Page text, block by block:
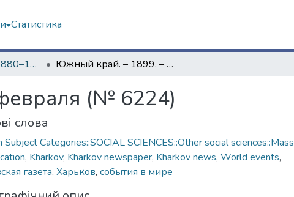
Статистика
"Южный край" (1880–1919 гг.) Южный край. – 1899. – 15 февраля (№ 6224)
(№ 6224)
слова
Subject Categories::SOCIAL SCIENCES::Other social sciences::Mass
, Kharkov, Kharkov newspaper, Kharkov news, World events,
газета, Харьков, события в мире